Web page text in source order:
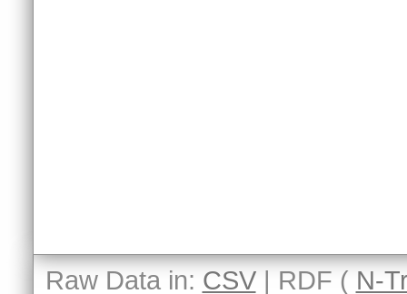
Raw Data in: CSV| RDF ( N-